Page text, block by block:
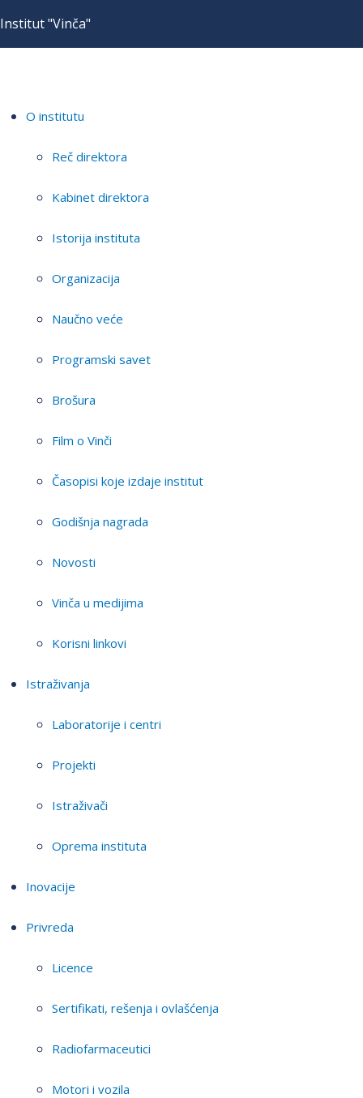
Institut "Vinča"
O institutu
Reč direktora
Kabinet direktora
Istorija instituta
Organizacija
Naučno veće
Programski savet
Brošura
Film o Vinči
Časopisi koje izdaje institut
Godišnja nagrada
Novosti
Vinča u medijima
Korisni linkovi
Istraživanja
Laboratorije i centri
Projekti
Istraživači
Oprema instituta
Inovacije
Privreda
Licence
Sertifikati, rešenja i ovlašćenja
Radiofarmaceutici
Motori i vozila